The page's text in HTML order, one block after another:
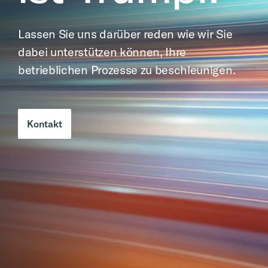
Lassen Sie uns darüber reden wie wir Sie
dabei unterstützen können, Ihre
betrieblichen Prozesse zu beschleunigen.
Kontakt